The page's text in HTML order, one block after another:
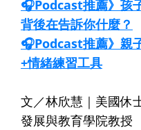
🎧Podcast推薦》孩
背後在告訴你什麼？
🎧Podcast推薦》親
+情緒練習工具
文／林欣慧｜美國休
發展與教育學院教授